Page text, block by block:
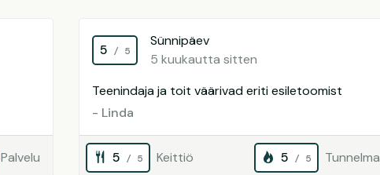
Palvelu
5 / 5
Sünnipäev
5 kuukautta sitten
Teenindaja ja toit väärivad eriti esiletoomist
- Linda
5 / 5 Keittiö 5 / 5 Tunnelma